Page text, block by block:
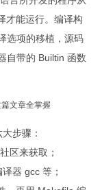
才能运行。编译构
选项的移植，源码
自带的 Builtin 函数
步骤：
区来获取；
器 gcc 等；